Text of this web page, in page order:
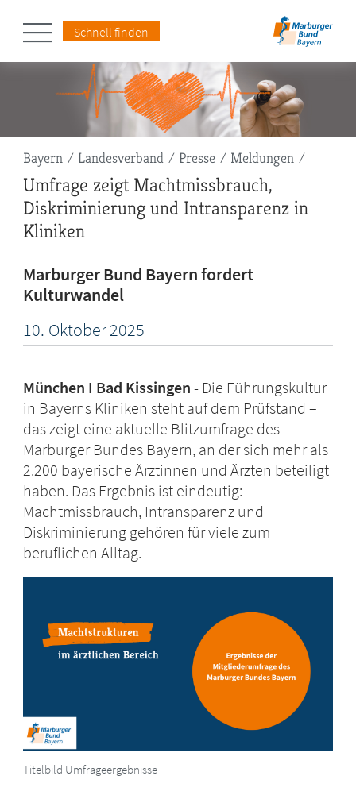
Schnell finden
Pfadnavigation
Bayern Landesverband Presse Meldungen
Umfrage zeigt Machtmissbrauch,
Diskriminierung und Intransparenz in
Kliniken
Marburger Bund Bayern fordert
Kulturwandel
10. Oktober2025
München I Bad Kissingen Die Führungskultur
in Bayerns Kliniken steht auf dem Prüfstand –
das zeigt eine aktuelle Blitzumfrage des
Marburger Bundes Bayern, an der sich mehr als
2.200 bayerische Ärztinnen und Ärzten beteiligt
haben. Das Ergebnis ist eindeutig:
Machtmissbrauch, Intransparenz und
Diskriminierung gehören für viele zum
beruflichen Alltag.
Titelbild Umfrageergebnisse